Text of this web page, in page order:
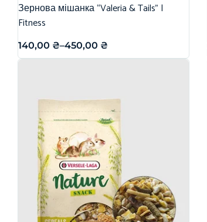
Зернова мішанка “Valeria & Tails” |
Fitness
140,00 ₴–450,00 ₴